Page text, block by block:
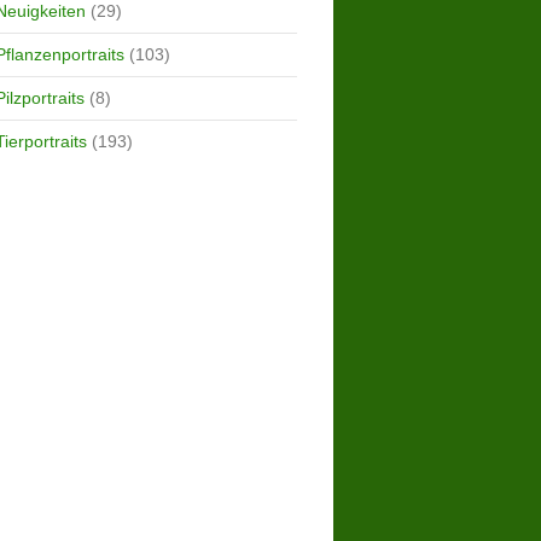
(29)
(103)
(8)
(193)